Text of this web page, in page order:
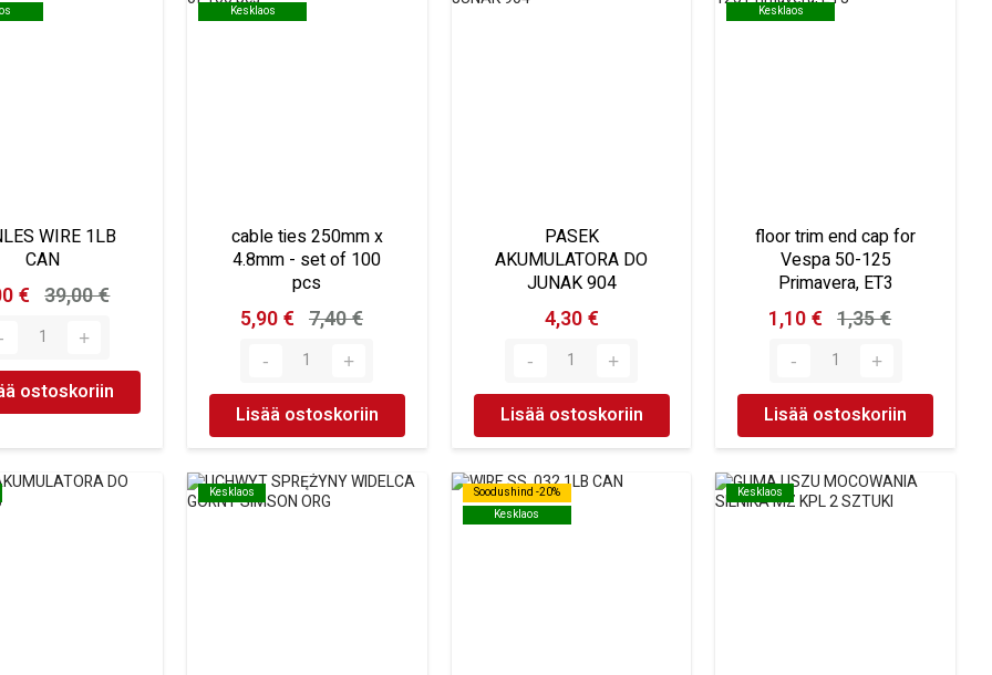
WIRE 1LB
CAN
€ 39,00 €
ostoskoriin
Kesklaos
Kesklaos
cable ties 250mm x
4.8mm - set of 100
pcs
5,90 € 7,40 €
Lisää ostoskoriin
PASEK
AKUMULATORA DO
JUNAK 904
4,30 €
Lisää ostoskoriin
Kesklaos
Kesklaos
floor trim end cap for
Vespa 50-125
Primavera, ET3
1,10 € 1,35 €
Lisää ostoskoriin
Kesklaos
Kesklaos
Soodushind -20%
Kesklaos
Soodushind -20%
Kesklaos
Kesklaos
Kesklaos